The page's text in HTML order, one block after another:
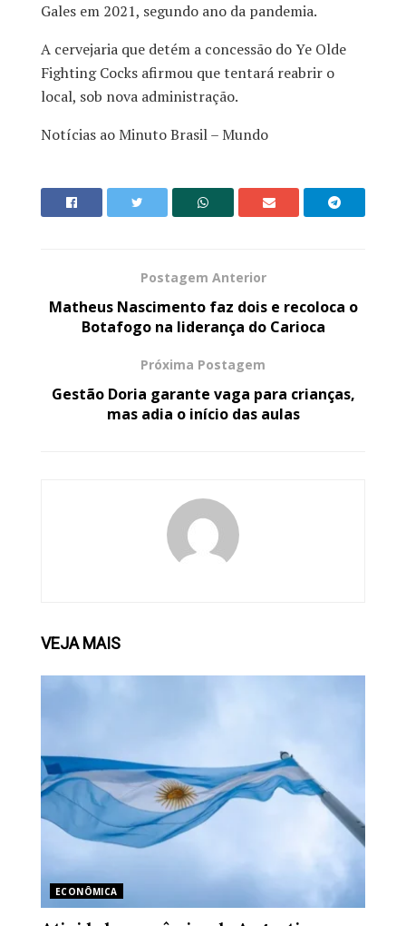
Gales em 2021, segundo ano da pandemia.
A cervejaria que detém a concessão do Ye Olde
Fighting Cocks afirmou que tentará reabrir o
local, sob nova administração.
Notícias ao Minuto Brasil – Mundo
Postagem Anterior
Matheus Nascimento faz dois e recoloca o
Botafogo na liderança do Carioca
Próxima Postagem
Gestão Doria garante vaga para crianças,
mas adia o início das aulas
VEJAMAIS
ECONÔMICA